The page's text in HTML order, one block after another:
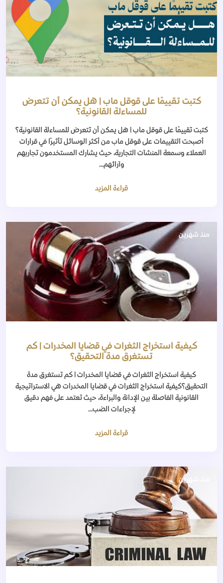
كتبت تقييمًا على قوقل ماب | هل يمكن أن تتعرض
للمساءلة القانونية؟
كتبت تقييمًا على قوقل ماب | هل يمكن أن تتعرض للمساءلة القانونية؟
أصبحت التقييمات على قوقل ماب من أكثر الوسائل تأثيرًا في قرارات
العملاء وسمعة المنشآت التجارية، حيث يشارك المستخدمون تجاربهم
وآرائهم...
قراءة المزيد
منذ شهرين
كيفية استخراج الثغرات في قضايا المخدرات | كم
تستغرق مدة التحقيق؟
كيفية استخراج الثغرات في قضايا المخدرات | كم تستغرق مدة
التحقيق؟كيفية استخراج الثغرات في قضايا المخدرات هي الاستراتيجية
القانونية الفاصلة بين الإدانة والبراءة، حيث تعتمد على فهم دقيق
لإجراءات الضب...
قراءة المزيد
منذ شهرين